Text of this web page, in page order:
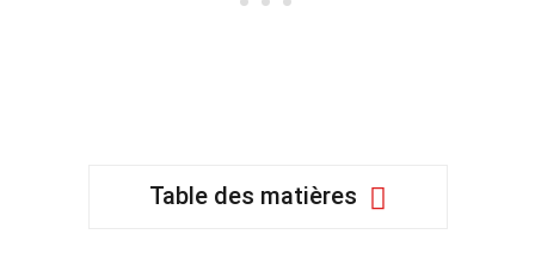
Table des matières